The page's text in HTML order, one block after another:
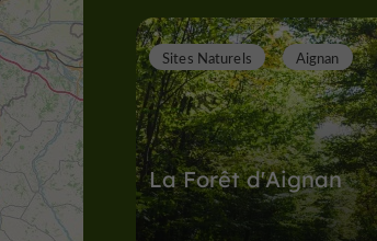
La Forêt d'Aignan
Sites Naturels Aignan